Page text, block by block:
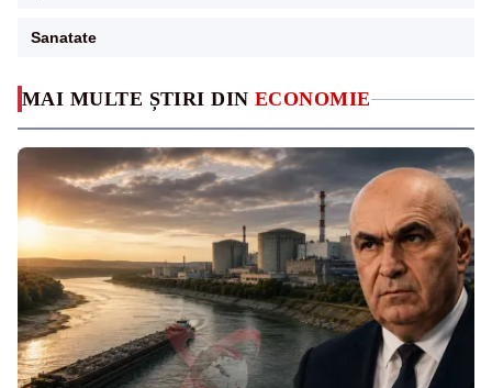
MAI MULTE ȘTIRI DIN ECONOMIE
Sanatate